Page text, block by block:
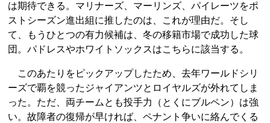
は期待できる。マリナーズ、マーリンズ、パイレーツをポ
ストシーズン進出組に推したのは、これが理由だ。そし
て、もうひとつの有力候補は、冬の移籍市場で成功した球
団。パドレスやホワイトソックスはこちらに該当する。
このあたりをピックアップしたため、去年ワールドシリ
ーズで覇を競ったジャイアンツとロイヤルズが外れてしま
った。ただ、両チームとも投手力（とくにブルペン）は強
い。故障者の復帰が早ければ、ペナント争いに絡んでくる